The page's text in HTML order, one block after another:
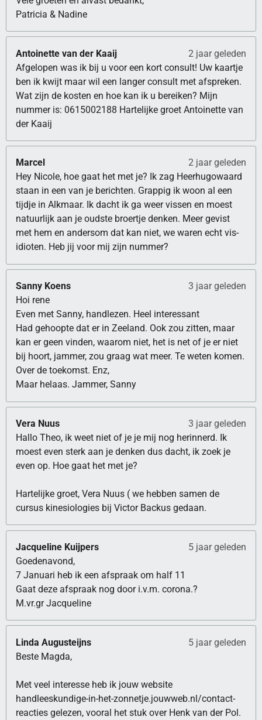
Patricia & Nadine
Antoinette van der Kaaij
2 jaar geleden
Afgelopen was ik bij u voor een kort consult! Uw kaartje
ben ik kwijt maar wil een langer consult met afspreken.
Wat zijn de kosten en hoe kan ik u bereiken? Mijn
nummer is: 0615002188 Hartelijke groet Antoinette van
der Kaaij
Marcel
2 jaar geleden
Hey Nicole, hoe gaat het met je? Ik zag Heerhugowaard
staan in een van je berichten. Grappig ik woon al een
tijdje in Alkmaar. Ik dacht ik ga weer vissen en moest
natuurlijk aan je oudste broertje denken. Meer gevist
met hem en andersom dat kan niet, we waren echt vis-
idioten. Heb jij voor mij zijn nummer?
Sanny Koens
3 jaar geleden
Hoi rene
Even met Sanny, handlezen. Heel interessant
Had gehoopte dat er in Zeeland. Ook zou zitten, maar
kan er geen vinden, waarom niet, het is net of je er niet
bij hoort, jammer, zou graag wat meer. Te weten komen.
Over de toekomst. Enz,
Maar helaas. Jammer, Sanny
Vera Nuus
3 jaar geleden
Hallo Theo, ik weet niet of je je mij nog herinnerd. Ik
moest even sterk aan je denken dus dacht, ik zoek je
even op. Hoe gaat het met je?
Hartelijke groet, Vera Nuus ( we hebben samen de
cursus kinesiologies bij Victor Backus gedaan.
Jacqueline Kuijpers
5 jaar geleden
Goedenavond,
7 Januari heb ik een afspraak om half 11
Gaat deze afspraak nog door i.v.m. corona.?
M.vr.gr Jacqueline
Linda Augusteijns
5 jaar geleden
Beste Magda,
Met veel interesse heb ik jouw website
handleeskundige-in-het-zonnetje.jouwweb.nl/contact-
reacties gelezen, vooral het stuk over Henk van der Pol.